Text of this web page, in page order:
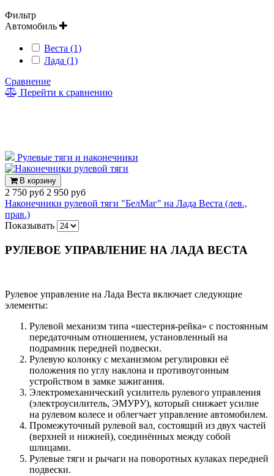
Фильтр
Автомобиль
Веста (1)
Лада (1)
Сравнение
Перейти к сравнению
Рулевые тяги и наконечники
В корзину
2 750 руб 2 950 руб
Наконечники рулевой тяги "БелМаг" на Лада Веста (лев.,
прав.)
Показывать
РУЛЕВОЕ УПРАВЛЕНИЕ НА ЛАДА ВЕСТА
Рулевое управление на Лада Веста включает следующие
элементы:
Рулевой механизм типа «шестерня-рейка» с постоянным
передаточным отношением, установленный на
подрамник передней подвески.
Рулевую колонку с механизмом регулировки её
положения по углу наклона и противоугонным
устройством в замке зажигания.
Электромеханический усилитель рулевого управления
(электроусилитель, ЭМУРУ), который снижает усилие
на рулевом колесе и облегчает управление автомобилем.
Промежуточный рулевой вал, состоящий из двух частей
(верхней и нижней), соединённых между собой
шлицами.
Рулевые тяги и рычаги на поворотных кулаках передней
подвески.